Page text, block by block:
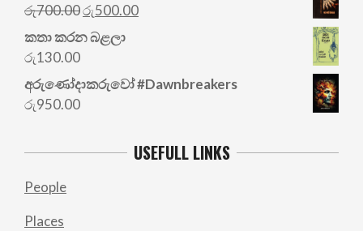
රු700.00Original
price
was:
රු500.00Current
කතා කරන බළලා
රු130.00
අරු‍ණෝදාකරුවෝ #Dawnbreakers
රු950.00
USEFULL LINKS
People
Places